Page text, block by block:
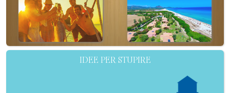
IDEE PER STUPIRE